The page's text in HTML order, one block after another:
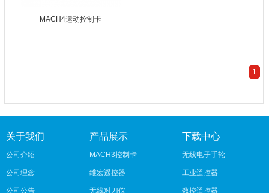
MACH4运动控制卡
1
关于我们
公司介绍
公司理念
公司公告
产品展示
MACH3控制卡
维宏遥控器
无线对刀仪
下载中心
无线电子手轮
工业遥控器
数控遥控器